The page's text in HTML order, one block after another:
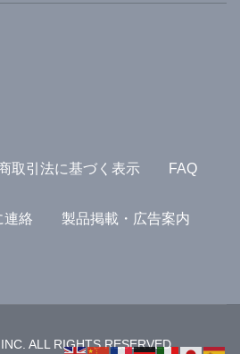
取引法に基づく表示 FAQ
連絡 製品掲載・広告案内
ALL RIGHTS RESERVED